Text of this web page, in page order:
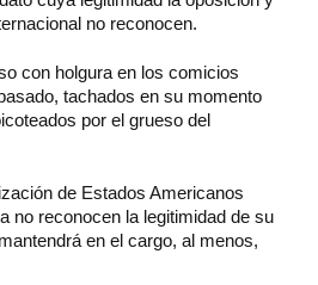
no reconocen.
con holgura en los comicios
tachados en su momento
por el grueso del
de Estados Americanos
no reconocen la legitimidad de su
en el cargo, al menos,